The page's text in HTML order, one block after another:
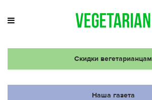
Скидки вегетарианцам
Наша газета